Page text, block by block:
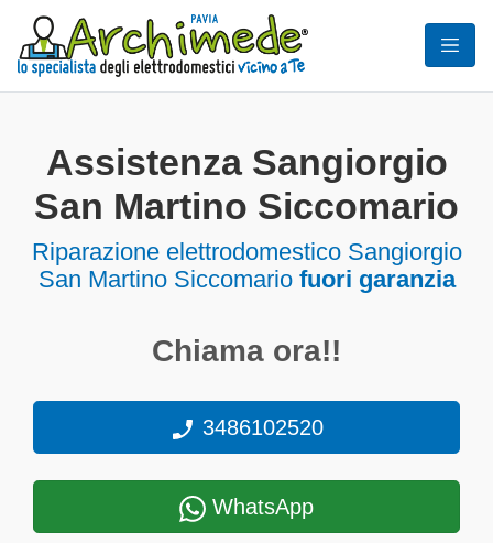
Assistenza Sangiorgio
San Martino Siccomario
Riparazione elettrodomestico Sangiorgio
San Martino Siccomario fuori garanzia
Chiama ora!!
3486102520
WhatsApp